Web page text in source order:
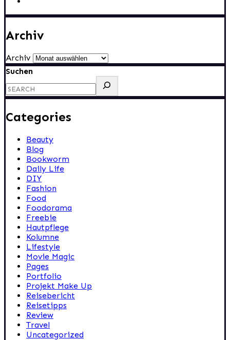
Archiv
Archiv
Suchen
Categories
Beauty
Blog
Bookworm
Daily Life
DIY
Fashion
Food
Foodorama
Freebie
Hautpflege
Kolumne
Lifestyle
Movie Magic
Pages
Portfolio
Projekt Make Up
Reisebericht
Reisetipps
Review
Travel
Uncategorized